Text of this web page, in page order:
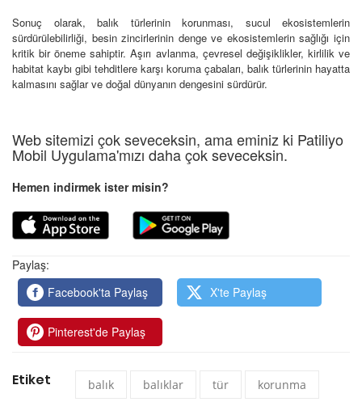
Sonuç olarak, balık türlerinin korunması, sucul ekosistemlerin
sürdürülebilirliği, besin zincirlerinin denge ve ekosistemlerin sağlığı için
kritik bir öneme sahiptir. Aşırı avlanma, çevresel değişiklikler, kirlilik ve
habitat kaybı gibi tehditlere karşı koruma çabaları, balık türlerinin hayatta
kalmasını sağlar ve doğal dünyanın dengesini sürdürür.
Web sitemizi çok seveceksin, ama eminiz ki Patiliyo
Mobil Uygulama'mızı daha çok seveceksin.
Hemen indirmek ister misin?
Paylaş:
Facebook'ta Paylaş
X'te Paylaş
Pinterest'de Paylaş
Etiket balık balıklar tür korunma